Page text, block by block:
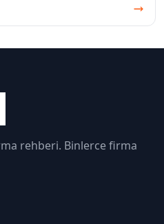
rehberi. Binlerce firma